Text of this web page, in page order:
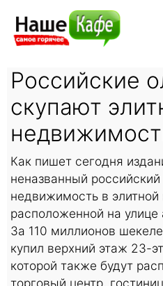
Российские
скупают
Как пишет сегодня
неназванный
недвижимость в элитной
расположенной на
За 110 миллионов
купил верхний этаж 23-
которой также будут
торговый центр,